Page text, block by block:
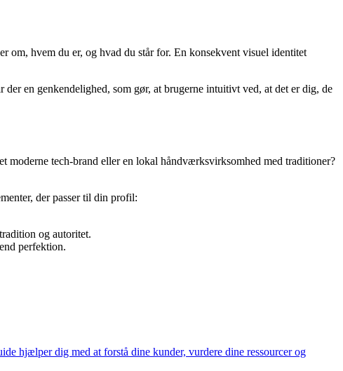
om, hvem du er, og hvad du står for. En konsekvent visuel identitet
en genkendelighed, som gør, at brugerne intuitivt ved, at det er dig, de
tech-brand eller en lokal håndværksvirksomhed med traditioner?
der passer til din profil:
og autoritet.
perfektion.
hjælper dig med at forstå dine kunder, vurdere dine ressourcer og